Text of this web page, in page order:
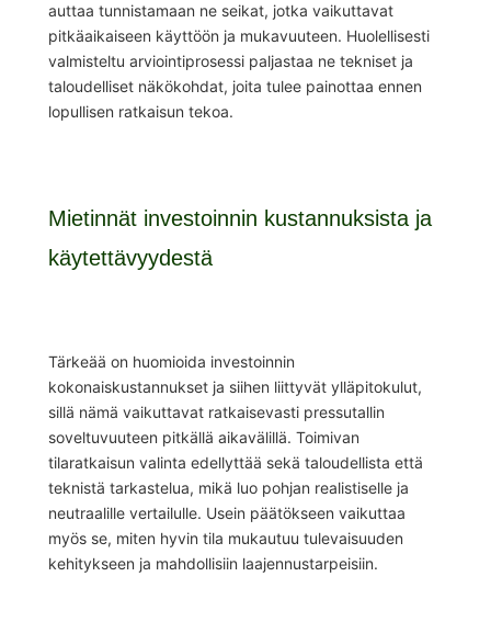
auttaa tunnistamaan ne seikat, jotka vaikuttavat
pitkäaikaiseen käyttöön ja mukavuuteen. Huolellisesti
valmisteltu arviointiprosessi paljastaa ne tekniset ja
taloudelliset näkökohdat, joita tulee painottaa ennen
lopullisen ratkaisun tekoa.
Mietinnät investoinnin kustannuksista ja
käytettävyydestä
Tärkeää on huomioida investoinnin
kokonaiskustannukset ja siihen liittyvät ylläpitokulut,
sillä nämä vaikuttavat ratkaisevasti pressutallin
soveltuvuuteen pitkällä aikavälillä. Toimivan
tilaratkaisun valinta edellyttää sekä taloudellista että
teknistä tarkastelua, mikä luo pohjan realistiselle ja
neutraalille vertailulle. Usein päätökseen vaikuttaa
myös se, miten hyvin tila mukautuu tulevaisuuden
kehitykseen ja mahdollisiin laajennustarpeisiin.